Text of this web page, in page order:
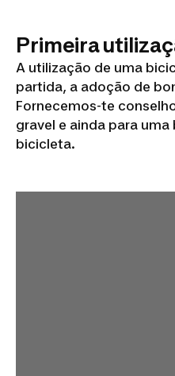
Primeira
A utilização de uma
partida, a adoção de
Fornecemos-te
gravel e ainda para
bicicleta.